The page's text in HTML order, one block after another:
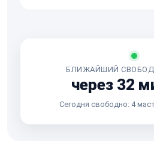
БЛИЖАЙШИЙ
через 32
Сегодня свободно: 4